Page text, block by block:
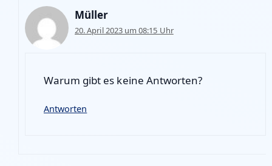
Müller
20. April 2023 um 08:15 Uhr
Warum gibt es keine Antworten?
Antworten